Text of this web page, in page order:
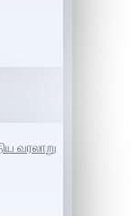
வரலாறு